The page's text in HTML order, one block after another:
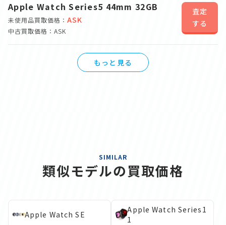
Apple Watch Series5 44mm 32GB
未使用品買取価格： ASK
中古買取価格：ASK
査定
する
もっと見る
SIMILAR
類似モデルの買取価格
Apple Watch SE
Apple Watch Series1
1